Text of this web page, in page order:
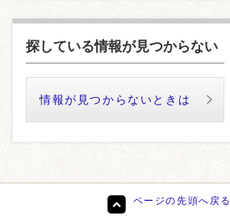
探している情報が見つからない
情報が見つからないときは
ページの先頭へ戻る